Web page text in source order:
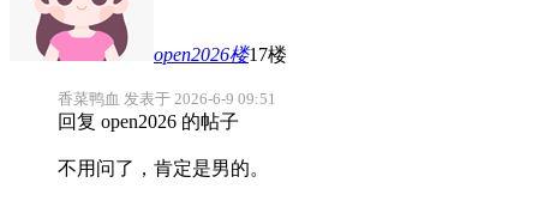
open2026楼17楼
香菜鸭血 发表于 2026-6-9 09:51
回复 open2026 的帖子
不用问了，肯定是男的。